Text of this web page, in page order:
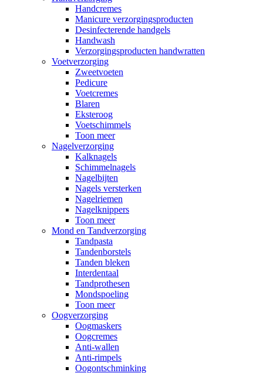
Handcremes
Manicure verzorgingsproducten
Desinfecterende handgels
Handwash
Verzorgingsproducten handwratten
Voetverzorging
Zweetvoeten
Pedicure
Voetcremes
Blaren
Eksteroog
Voetschimmels
Toon meer
Nagelverzorging
Kalknagels
Schimmelnagels
Nagelbijten
Nagels versterken
Nagelriemen
Nagelknippers
Toon meer
Mond en Tandverzorging
Tandpasta
Tandenborstels
Tanden bleken
Interdentaal
Tandprothesen
Mondspoeling
Toon meer
Oogverzorging
Oogmaskers
Oogcremes
Anti-wallen
Anti-rimpels
Oogontschminking